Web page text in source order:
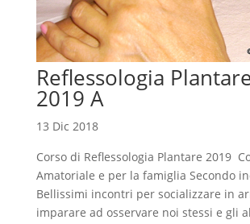
Reflessologia
2019 A
13 Dic 2018
Corso di Reflessologia Plantare 2019
Amatoriale e per la famiglia Secondo
Bellissimi incontri per socializzare in
imparare ad osservare noi stessi e gli